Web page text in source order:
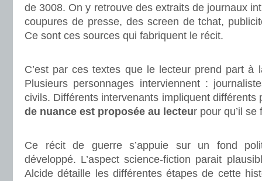
de 3008. On y retrouve des extraits de journaux
coupures de presse, des screen de tchat,
Ce sont ces sources qui fabriquent le récit.
C’est par ces textes que le lecteur prend part à
Plusieurs personnages interviennent :
civils. Différents intervenants impliquent
de nuance est proposée au lecteur pour qu’il
Ce récit de guerre s’appuie sur un fond
développé. L’aspect science-fiction parait
Alcide détaille les différentes étapes de cette